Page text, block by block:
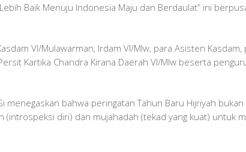
Baik Menuju Indonesia Maju dan Berdaulat” ini
VI/Mulawarman, Irdam VI/Mlw, para Asisten Kasdam,
Kartika Chandra Kirana Daerah VI/Mlw beserta
menegaskan bahwa peringatan Tahun Baru Hijriyah
diri) dan mujahadah (tekad yang kuat) untuk